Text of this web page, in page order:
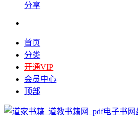
分享
首页
分类
开通VIP
会员中心
顶部